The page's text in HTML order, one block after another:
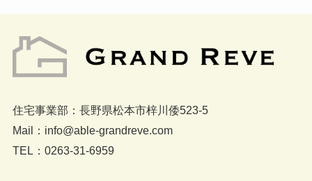
住宅事業部：長野県松本市梓川倭523-5
Mail：info@able-grandreve.com
TEL：0263-31-6959